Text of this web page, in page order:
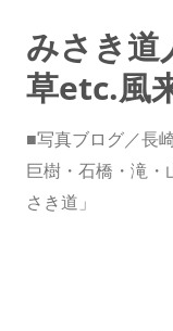
みさき道
草etc.風
■写真ブログ／長
巨樹・石橋・滝
さき道」